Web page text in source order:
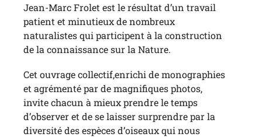
Jean-Marc Frolet est le résultat d’un travail
patient et minutieux de nombreux
naturalistes qui participent à la construction
de la connaissance sur la Nature.
Cet ouvrage collectif,enrichi de monographies
et agrémenté par de magnifiques photos,
invite chacun à mieux prendre le temps
d’observer et de se laisser surprendre par la
diversité des espèces d’oiseaux qui nous